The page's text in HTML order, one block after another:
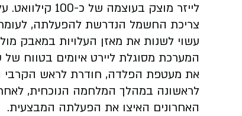
לייזר מוצק
עשוי לשנות את מאזן העלויות במאבק
את מעטפת הפלדה, חודרת לראש הקרבי
לראשונה במהלך המלחמה הנוכחית,
האחרונים האיצו את הפעלתה המבצעית.